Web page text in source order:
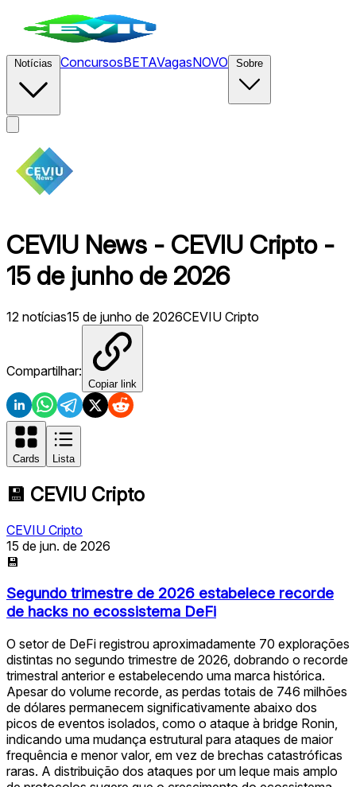
ConcursosBETAVagasNOVO
CEVIU News - CEVIU Cripto -
15 de junho de 2026
12 notícias15 de junho de 2026CEVIU Cripto
Compartilhar:
Copiar link
Cards Lista
💾 CEVIU Cripto
CEVIU Cripto
15 de jun. de 2026
💾
Segundo trimestre de 2026 estabelece recorde
de hacks no ecossistema DeFi
O setor de DeFi registrou aproximadamente 70 explorações
distintas no segundo trimestre de 2026, dobrando o recorde
trimestral anterior e estabelecendo uma marca histórica.
Apesar do volume recorde, as perdas totais de 746 milhões
de dólares permanecem significativamente abaixo dos
picos de eventos isolados, como o ataque à bridge Ronin,
indicando uma mudança estrutural para ataques de maior
frequência e menor valor, em vez de brechas catastróficas
raras. A distribuição dos ataques por um leque mais amplo